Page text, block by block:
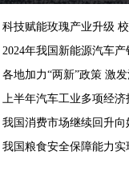
科技赋能玫瑰产业升级
2024年我国新能源汽车产
各地加力“两新”政策 激
上半年汽车工业多项经济
我国消费市场继续回升向
我国粮食安全保障能力实